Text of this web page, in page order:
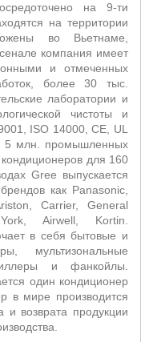
на 9-ти
на территории
во Вьетнаме,
компания имеет
и отмеченных
более 30 тыс.
лаборатории и
чистоты и
ISO 14000, CE, UL
5 млн. промышленных
для 160
Gree выпускается
как Panasonic,
Carrier, General
Airwell, Kortin.
в себя бытовые и
мультизональные
и фанкойлы.
один кондиционер
в мире производится
и возврата продукции